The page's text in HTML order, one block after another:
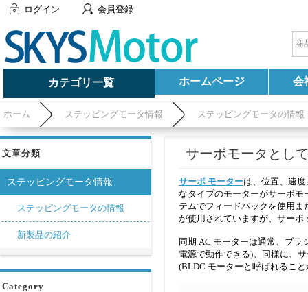
ログイン 会員登録
カテゴリ一覧 ホームページ 会
ホーム ステッピングモータ情報 ステッピングモータの情報
文章分類
ステッピングモータ情報
ステッピングモータの情報
新製品の紹介
Category
サーボモータとし
サーボ モーターは、位置、速
なタイプのモーターがサーボ
テムでフィードバックを使用
が使用されていますが、サーボ
同期 AC モーターは通常、ブ
電源で動作できる)。同様に、
(BLDC モーターと呼ばれるこ